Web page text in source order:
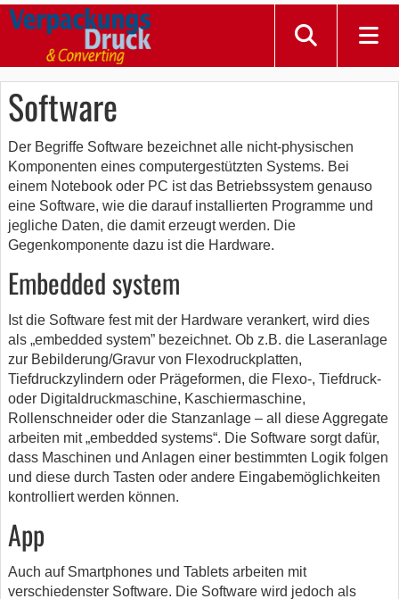
Software
Der Begriffe Software bezeichnet alle nicht-physischen
Komponenten eines computergestützten Systems. Bei
einem Notebook oder PC ist das Betriebssystem genauso
eine Software, wie die darauf installierten Programme und
jegliche Daten, die damit erzeugt werden. Die
Gegenkomponente dazu ist die Hardware.
Embedded system
Ist die Software fest mit der Hardware verankert, wird dies
als „embedded system” bezeichnet. Ob z.B. die Laseranlage
zur Bebilderung/Gravur von Flexodruckplatten,
Tiefdruckzylindern oder Prägeformen, die Flexo-, Tiefdruck-
oder Digitaldruckmaschine, Kaschiermaschine,
Rollenschneider oder die Stanzanlage – all diese Aggregate
arbeiten mit „embedded systems“. Die Software sorgt dafür,
dass Maschinen und Anlagen einer bestimmten Logik folgen
und diese durch Tasten oder andere Eingabemöglichkeiten
kontrolliert werden können.
App
Auch auf Smartphones und Tablets arbeiten mit
verschiedenster Software. Die Software wird jedoch als